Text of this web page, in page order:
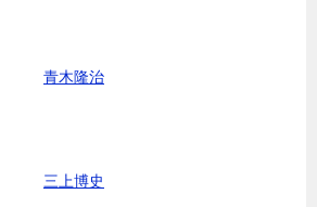
青木隆治
三上博史